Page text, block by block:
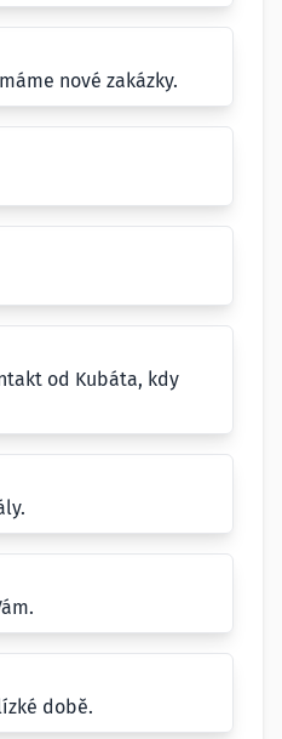
nové zakázky.
od Kubáta, kdy
době.